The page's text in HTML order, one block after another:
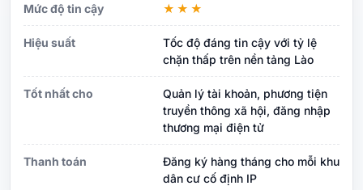
Mức độ tin cậy ★★★
Hiệu suất
Tốc độ đáng tin cậy với tỷ lệ
chặn thấp trên nền tảng Lào
Tốt nhất cho
Quản lý tài khoản, phương tiện
truyền thông xã hội, đăng nhập
thương mại điện tử
Thanh toán
Đăng ký hàng tháng cho mỗi khu
dân cư cố định IP